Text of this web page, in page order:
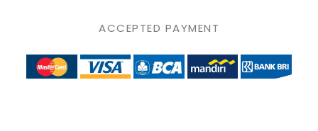
ACCEPTED PAYMENT